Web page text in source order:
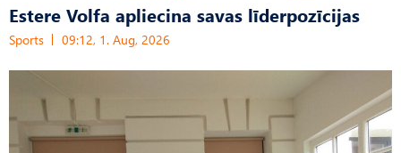
Estere Volfa apliecina savas līderpozīcijas
Sports 09:12, 1. Aug, 2026